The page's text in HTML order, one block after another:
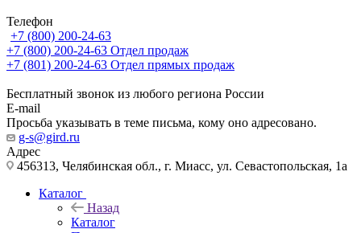
Телефон
+7 (800) 200-24-63
+7 (800) 200-24-63 Отдел продаж
+7 (801) 200-24-63 Отдел прямых продаж
Бесплатный звонок из любого региона России
E-mail
Просьба указывать в теме письма, кому оно адресовано.
g-s@gird.ru
Адрес
456313, Челябинская обл., г. Миасс, ул. Севастопольская, 1а
Каталог
Назад
Каталог